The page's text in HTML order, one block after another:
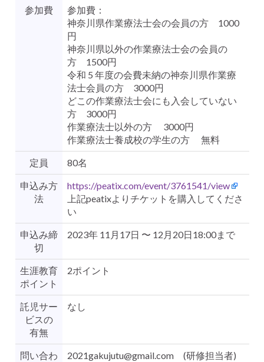
参加費
参加費：
神奈川県作業療法士会の会員の方 1000
円
神奈川県以外の作業療法士会の会員の
方 1500円
令和 5 年度の会費未納の神奈川県作業療
法士会員の方 3000円
どこの作業療法士会にも入会していない
方 3000円
作業療法士以外の方 3000円
作業療法士養成校の学生の方 無料
定員 80名
申込み方
法
https://peatix.com/event/3761541/view
上記peatixよりチケットを購入してくださ
い
申込み締
切
2023年 11月17日 〜 12月20日18:00まで
生涯教育
ポイント
2ポイント
託児サー
ビスの
有無
なし
問い合わ
2021gakujutu@gmail.com (研修担当者)